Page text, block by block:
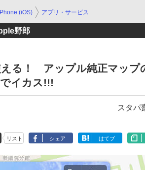
(iOS) アプリ・サービス
野郎
る！ アップル純正マップ
イカス!!!
スタパ
リスト シェア はてブ